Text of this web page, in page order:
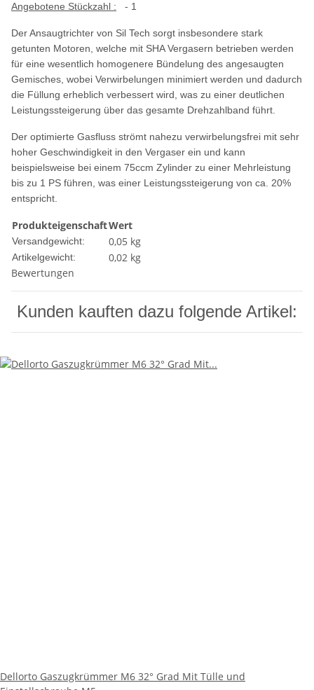
Angebotene Stückzahl : - 1
Der Ansaugtrichter von Sil Tech sorgt insbesondere stark
getunten Motoren, welche mit SHA Vergasern betrieben werden
für eine wesentlich homogenere Bündelung des angesaugten
Gemisches, wobei Verwirbelungen minimiert werden und dadurch
die Füllung erheblich verbessert wird, was zu einer deutlichen
Leistungssteigerung über das gesamte Drehzahlband führt.
Der optimierte Gasfluss strömt nahezu verwirbelungsfrei mit sehr
hoher Geschwindigkeit in den Vergaser ein und kann
beispielsweise bei einem 75ccm Zylinder zu einer Mehrleistung
bis zu 1 PS führen, was einer Leistungssteigerung von ca. 20%
entspricht.
ProdukteigenschaftWert
Versandgewicht: 0,05 kg
Artikelgewicht: 0,02 kg
Bewertungen
Kunden kauften dazu folgende Artikel:
Dellorto Gaszugkrümmer M6 32° Grad Mit Tülle und